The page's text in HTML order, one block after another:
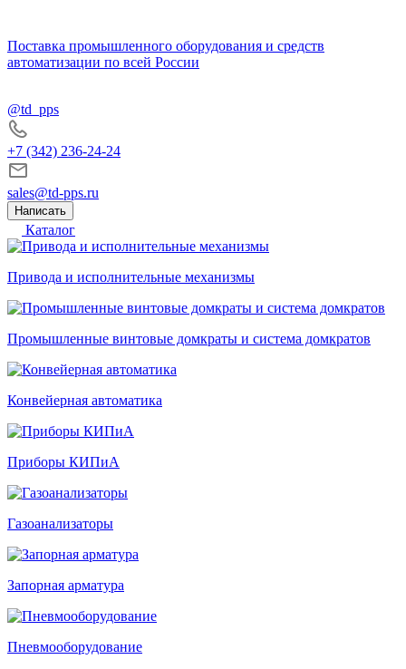
Поставка промышленного оборудования и средств
автоматизации по всей России
@td_pps
+7 (342) 236-24-24
sales@td-pps.ru
Написать
Каталог
Привода и исполнительные механизмы
Промышленные винтовые домкраты и система домкратов
Конвейерная автоматика
Приборы КИПиА
Газоанализаторы
Запорная арматура
Пневмооборудование